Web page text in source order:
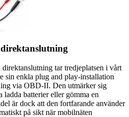
tar tredjeplatsen i vårt
sin enkla plug and play-installation
via OBD-II. Den utmärker sig
batterier eller gömma en
är dock att den fortfarande använder
på sikt när mobilnäten